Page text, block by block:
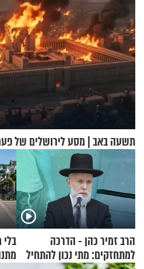
תשעה באב | מסע לירושלים של
הרב זמיר כהן - הדרכה
למתחזקים: מתי נכון להתחיל